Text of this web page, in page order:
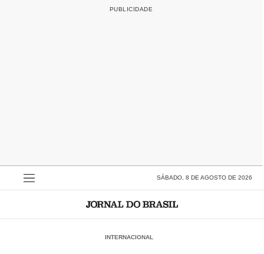
SÁBADO, 8 DE AGOSTO DE 2026
INTERNACIONAL